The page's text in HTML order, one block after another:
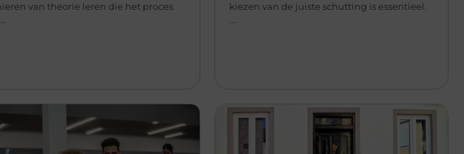
van theorie leren die het proces
kiezen van de juiste schutting is essentieel.